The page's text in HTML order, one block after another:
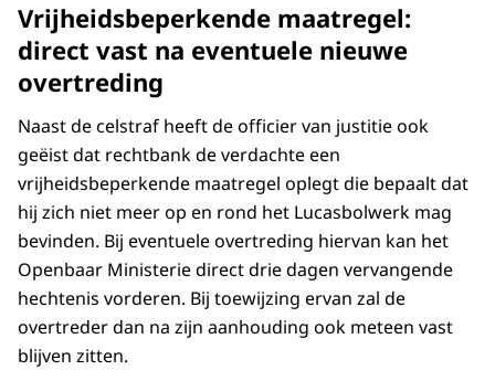
Vrijheidsbeperkende maatregel:
direct vast na eventuele nieuwe
overtreding
Naast de celstraf heeft de officier van justitie ook
geëist dat rechtbank de verdachte een
vrijheidsbeperkende maatregel oplegt die bepaalt dat
hij zich niet meer op en rond het Lucasbolwerk mag
bevinden. Bij eventuele overtreding hiervan kan het
Openbaar Ministerie direct drie dagen vervangende
hechtenis vorderen. Bij toewijzing ervan zal de
overtreder dan na zijn aanhouding ook meteen vast
blijven zitten.